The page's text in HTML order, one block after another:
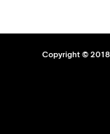
Copyright © 2018